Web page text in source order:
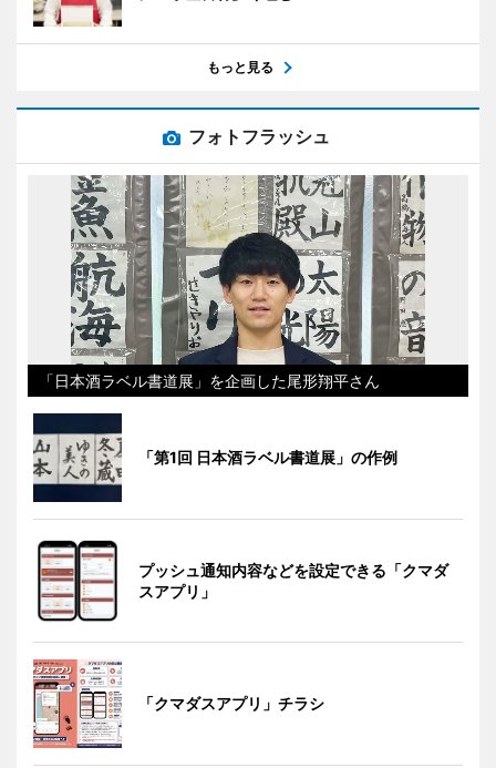
もっと見る
フォトフラッシュ
「日本酒ラベル書道展」を企画した尾形翔平さん
「第1回 日本酒ラベル書道展」の作例
プッシュ通知内容などを設定できる「クマダ
スアプリ」
「クマダスアプリ」チラシ